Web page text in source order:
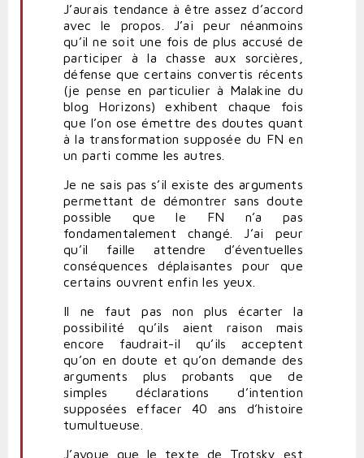
J’aurais tendance à être assez d’accord
avec le propos. J’ai peur néanmoins
qu’il ne soit une fois de plus accusé de
participer à la chasse aux sorcières,
défense que certains convertis récents
(je pense en particulier à Malakine du
blog Horizons) exhibent chaque fois
que l’on ose émettre des doutes quant
à la transformation supposée du FN en
un parti comme les autres.
Je ne sais pas s’il existe des arguments
permettant de démontrer sans doute
possible que le FN n’a pas
fondamentalement changé. J’ai peur
qu’il faille attendre d’éventuelles
conséquences déplaisantes pour que
certains ouvrent enfin les yeux.
Il ne faut pas non plus écarter la
possibilité qu’ils aient raison mais
encore faudrait-il qu’ils acceptent
qu’on en doute et qu’on demande des
arguments plus probants que de
simples déclarations d’intention
supposées effacer 40 ans d’histoire
tumultueuse.
J’avoue que le texte de Trotsky est